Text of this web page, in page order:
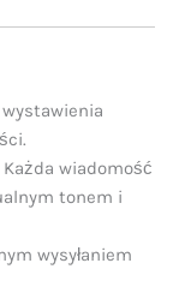
wystawienia
Każda wiadomość
tonem i
wysyłaniem